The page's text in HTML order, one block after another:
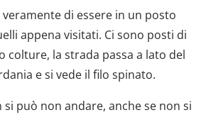
di essere in un posto
appena visitati. Ci sono posti di
colture, la strada passa a lato del
e si vede il filo spinato.
si può non andare, anche se non si